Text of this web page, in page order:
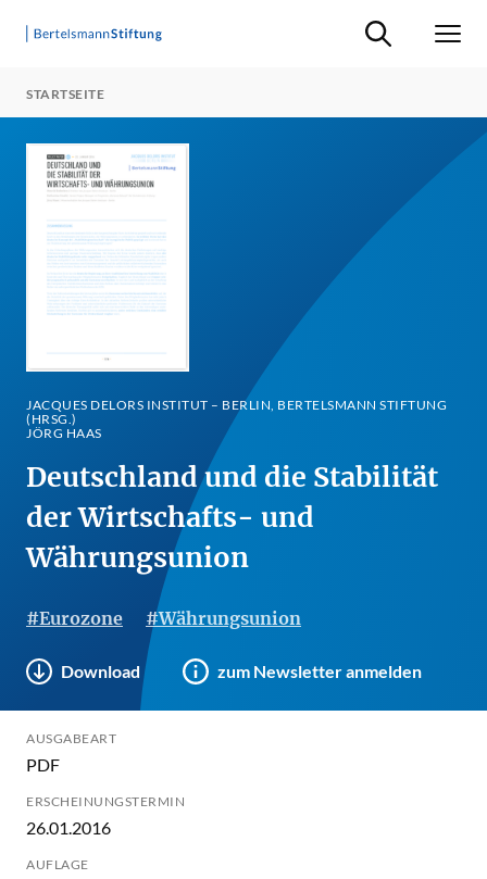
Suche ein-/
STARTSEITE
JACQUES DELORS INSTITUT – BERLIN, BERTELSMANN STIFTUNG
(HRSG.)
JÖRG HAAS
Deutschland und die Stabilität
der Wirtschafts- und
Währungsunion
#Eurozone #Währungsunion
Download zum Newsletter anmelden
AUSGABEART
PDF
ERSCHEINUNGSTERMIN
26.01.2016
AUFLAGE